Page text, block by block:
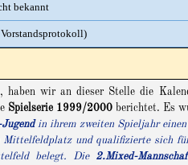
bekannt
wir an dieser Stelle die
Spielserie 1999/2000 berichtet. Es
in ihrem zweiten Spieljahr
Mittelfeldplatz und qualifizierte sich
belegt. Die 2.Mixed-